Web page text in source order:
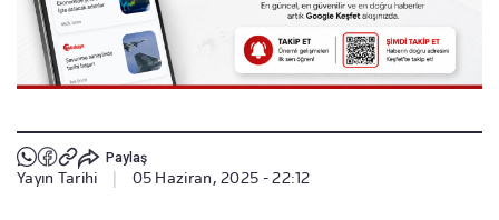
Paylaş
Yayın Tarihi 05 Haziran, 2025 - 22:12